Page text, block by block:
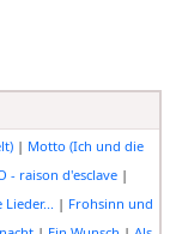
| Motto (Ich und die
- raison d'esclave|
Lieder... | Frohsinn und